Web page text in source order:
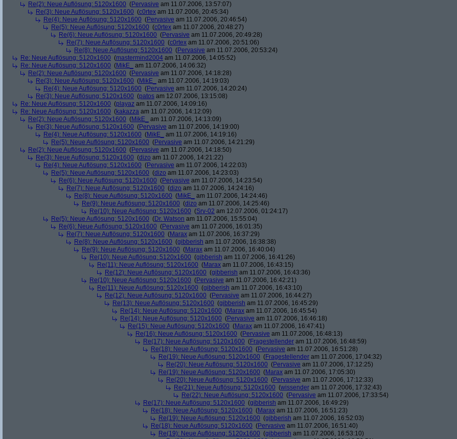
Re(2): Neue Auflösung: 5120x1600 (Pervasive am 11.07.2006, 13:57:07)
Re(3): Neue Auflösung: 5120x1600 (c0rtex am 11.07.2006, 20:45:34)
Re(4): Neue Auflösung: 5120x1600 (Pervasive am 11.07.2006, 20:46:54)
Re(5): Neue Auflösung: 5120x1600 (c0rtex am 11.07.2006, 20:48:27)
Re(6): Neue Auflösung: 5120x1600 (Pervasive am 11.07.2006, 20:49:28)
Re(7): Neue Auflösung: 5120x1600 (c0rtex am 11.07.2006, 20:51:06)
Re(8): Neue Auflösung: 5120x1600 (Pervasive am 11.07.2006, 20:53:24)
Re: Neue Auflösung: 5120x1600 (mastermind2004 am 11.07.2006, 14:05:52)
Re: Neue Auflösung: 5120x1600 (MikE_
am 11.07.2006, 14:06:32)
Re(2): Neue Auflösung: 5120x1600 (Pervasive am 11.07.2006, 14:18:28)
Re(3): Neue Auflösung: 5120x1600 (MikE_
am 11.07.2006, 14:19:03)
Re(4): Neue Auflösung: 5120x1600 (Pervasive am 11.07.2006, 14:20:24)
Re(3): Neue Auflösung: 5120x1600 (patos am 12.07.2006, 13:15:08)
Re: Neue Auflösung: 5120x1600 (playaz am 11.07.2006, 14:09:16)
Re: Neue Auflösung: 5120x1600 (kakazza am 11.07.2006, 14:12:09)
Re(2): Neue Auflösung: 5120x1600 (MikE_
am 11.07.2006, 14:13:09)
Re(3): Neue Auflösung: 5120x1600 (Pervasive am 11.07.2006, 14:19:00)
Re(4): Neue Auflösung: 5120x1600 (MikE_
am 11.07.2006, 14:19:16)
Re(5): Neue Auflösung: 5120x1600 (Pervasive am 11.07.2006, 14:21:29)
Re(2): Neue Auflösung: 5120x1600 (Pervasive am 11.07.2006, 14:18:50)
Re(3): Neue Auflösung: 5120x1600 (dizo am 11.07.2006, 14:21:22)
Re(4): Neue Auflösung: 5120x1600 (Pervasive am 11.07.2006, 14:22:03)
Re(5): Neue Auflösung: 5120x1600 (dizo am 11.07.2006, 14:23:03)
Re(6): Neue Auflösung: 5120x1600 (Pervasive am 11.07.2006, 14:23:54)
Re(7): Neue Auflösung: 5120x1600 (dizo am 11.07.2006, 14:24:16)
Re(8): Neue Auflösung: 5120x1600 (MikE_
am 11.07.2006, 14:24:46)
Re(9): Neue Auflösung: 5120x1600 (dizo am 11.07.2006, 14:25:46)
Re(10): Neue Auflösung: 5120x1600 (Srv-02 am 12.07.2006, 01:24:17)
Re(5): Neue Auflösung: 5120x1600 (Dr. Watson am 11.07.2006, 15:55:04)
Re(6): Neue Auflösung: 5120x1600 (Pervasive am 11.07.2006, 16:01:35)
Re(7): Neue Auflösung: 5120x1600 (Marax am 11.07.2006, 16:37:29)
Re(8): Neue Auflösung: 5120x1600 (gibberish am 11.07.2006, 16:38:38)
Re(9): Neue Auflösung: 5120x1600 (Marax am 11.07.2006, 16:40:04)
Re(10): Neue Auflösung: 5120x1600 (gibberish am 11.07.2006, 16:41:26)
Re(11): Neue Auflösung: 5120x1600 (Marax am 11.07.2006, 16:43:15)
Re(12): Neue Auflösung: 5120x1600 (gibberish am 11.07.2006, 16:43:36)
Re(10): Neue Auflösung: 5120x1600 (Pervasive am 11.07.2006, 16:42:21)
Re(11): Neue Auflösung: 5120x1600 (gibberish am 11.07.2006, 16:43:10)
Re(12): Neue Auflösung: 5120x1600 (Pervasive am 11.07.2006, 16:44:27)
Re(13): Neue Auflösung: 5120x1600 (gibberish am 11.07.2006, 16:45:29)
Re(14): Neue Auflösung: 5120x1600 (Marax am 11.07.2006, 16:45:54)
Re(14): Neue Auflösung: 5120x1600 (Pervasive am 11.07.2006, 16:46:18)
Re(15): Neue Auflösung: 5120x1600 (Marax am 11.07.2006, 16:47:41)
Re(16): Neue Auflösung: 5120x1600 (Pervasive am 11.07.2006, 16:48:13)
Re(17): Neue Auflösung: 5120x1600 (Fragestellender am 11.07.2006, 16:48:59)
Re(18): Neue Auflösung: 5120x1600 (Pervasive am 11.07.2006, 16:51:28)
Re(19): Neue Auflösung: 5120x1600 (Fragestellender am 11.07.2006, 17:04:32)
Re(20): Neue Auflösung: 5120x1600 (Pervasive am 11.07.2006, 17:12:25)
Re(19): Neue Auflösung: 5120x1600 (Marax am 11.07.2006, 17:05:30)
Re(20): Neue Auflösung: 5120x1600 (Pervasive am 11.07.2006, 17:12:33)
Re(21): Neue Auflösung: 5120x1600 (wissender am 11.07.2006, 17:32:43)
Re(22): Neue Auflösung: 5120x1600 (Pervasive am 11.07.2006, 17:33:54)
Re(17): Neue Auflösung: 5120x1600 (gibberish am 11.07.2006, 16:49:29)
Re(18): Neue Auflösung: 5120x1600 (Marax am 11.07.2006, 16:51:23)
Re(19): Neue Auflösung: 5120x1600 (gibberish am 11.07.2006, 16:52:03)
Re(18): Neue Auflösung: 5120x1600 (Pervasive am 11.07.2006, 16:51:40)
Re(19): Neue Auflösung: 5120x1600 (gibberish am 11.07.2006, 16:53:10)